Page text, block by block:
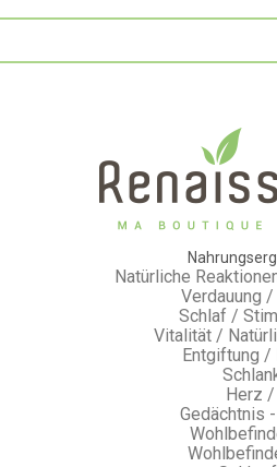
Natürliche
Verdauung
Schlaf /
Vitalität /
Entgiftung /
Herz
Gedächtnis